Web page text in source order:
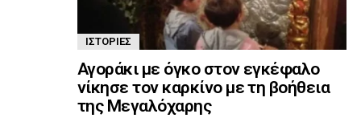
ΙΣΤΟΡΊΕΣ
Αγοράκι με όγκο στον εγκέφαλο
νίκησε τον καρκίνο με τη βοήθεια
της Μεγαλόχαρης